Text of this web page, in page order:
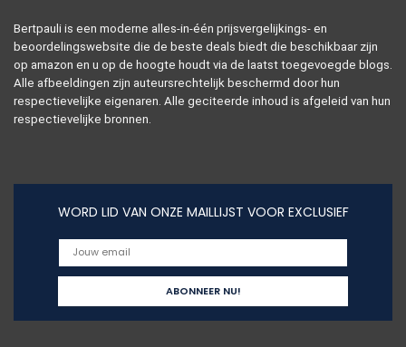
Bertpauli is een moderne alles-in-één prijsvergelijkings- en
beoordelingswebsite die de beste deals biedt die beschikbaar zijn
op amazon en u op de hoogte houdt via de laatst toegevoegde blogs.
Alle afbeeldingen zijn auteursrechtelijk beschermd door hun
respectievelijke eigenaren. Alle geciteerde inhoud is afgeleid van hun
respectievelijke bronnen.
WORD LID VAN ONZE MAILLIJST VOOR EXCLUSIEF